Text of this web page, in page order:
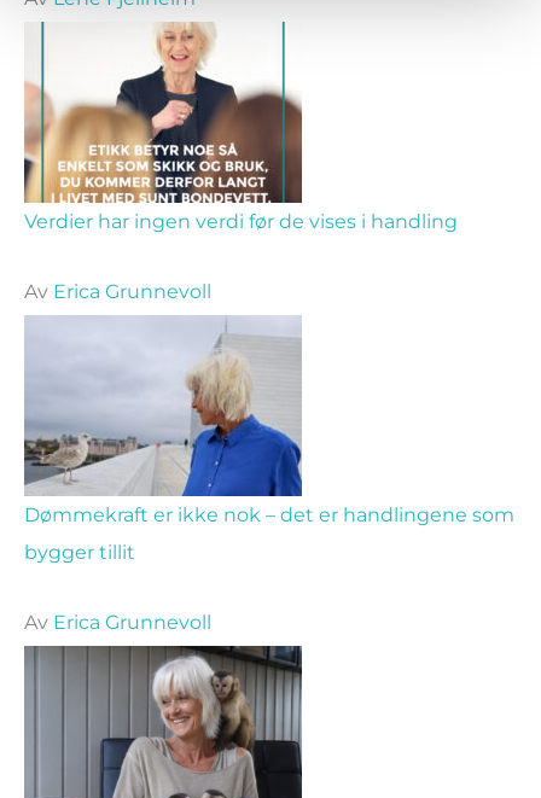
Verdier har ingen verdi før de vises i handling
Av Erica Grunnevoll
Dømmekraft er ikke nok – det er handlingene som
bygger tillit
Av Erica Grunnevoll